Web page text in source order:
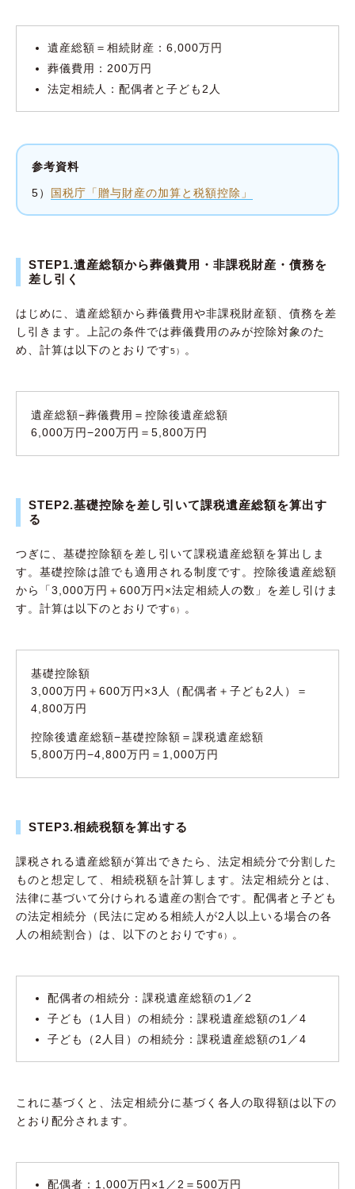
遺産総額＝相続財産：6,000万円
葬儀費用：200万円
法定相続人：配偶者と子ども2人
参考資料
5） 国税庁「贈与財産の加算と税額控除」
STEP1.遺産総額から葬儀費用・非課税財産・債務を
差し引く
はじめに、遺産総額から葬儀費用や非課税財産額、債務を差
し引きます。上記の条件では葬儀費用のみが控除対象のた
め、計算は以下のとおりです5） 。
遺産総額−葬儀費用＝控除後遺産総額
6,000万円−200万円＝5,800万円
STEP2.基礎控除を差し引いて課税遺産総額を算出す
る
つぎに、基礎控除額を差し引いて課税遺産総額を算出しま
す。基礎控除は誰でも適用される制度です。控除後遺産総額
から「3,000万円＋600万円×法定相続人の数」を差し引けま
す。計算は以下のとおりです6） 。
基礎控除額
3,000万円＋600万円×3人（配偶者＋子ども2人）＝
4,800万円
控除後遺産総額−基礎控除額＝課税遺産総額
5,800万円−4,800万円＝1,000万円
STEP3.相続税額を算出する
課税される遺産総額が算出できたら、法定相続分で分割した
ものと想定して、相続税額を計算します。法定相続分とは、
法律に基づいて分けられる遺産の割合です。配偶者と子ども
の法定相続分（民法に定める相続人が2人以上いる場合の各
人の相続割合）は、以下のとおりです6） 。
配偶者の相続分：課税遺産総額の1／2
子ども（1人目）の相続分：課税遺産総額の1／4
子ども（2人目）の相続分：課税遺産総額の1／4
これに基づくと、法定相続分に基づく各人の取得額は以下の
とおり配分されます。
配偶者：1,000万円×1／2＝500万円